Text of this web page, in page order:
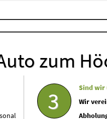
zum
3
Sind wir
Wir